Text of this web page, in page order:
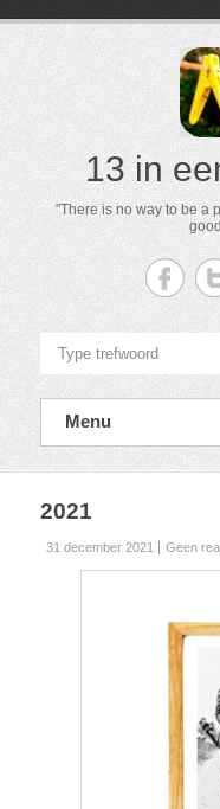
13 in
"There is no way to be a
Menu
2021
31 december 2021 Geen